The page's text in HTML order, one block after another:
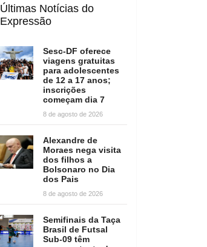
Últimas Notícias do
Expressão
Sesc-DF oferece
viagens gratuitas
para adolescentes
de 12 a 17 anos;
inscrições
começam dia 7
8 de agosto de 2026
Alexandre de
Moraes nega visita
dos filhos a
Bolsonaro no Dia
dos Pais
8 de agosto de 2026
Semifinais da Taça
Brasil de Futsal
Sub-09 têm